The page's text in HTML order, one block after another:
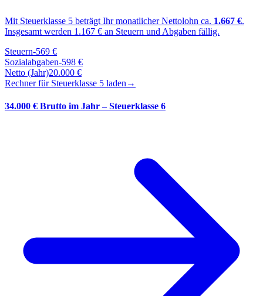
Mit Steuerklasse 5 beträgt Ihr monatlicher Nettolohn ca. 1.667 €.
Insgesamt werden 1.167 € an Steuern und Abgaben fällig.
Steuern-569 €
Sozialabgaben-598 €
Netto (Jahr)20.000 €
Rechner für Steuerklasse 5 laden →
34.000 € Brutto im Jahr – Steuerklasse 6